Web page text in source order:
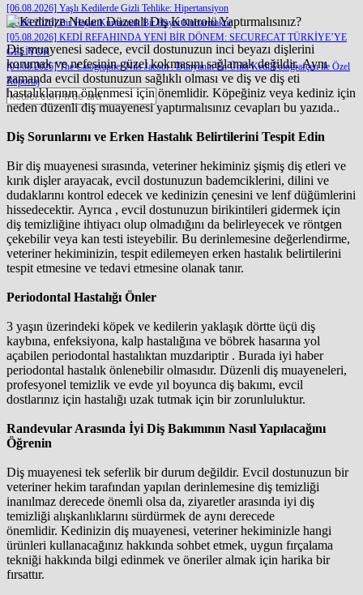
[06.08.2026] Yaşlı Kedilerde Gizli Tehlike: Hipertansiyon
[05.08.2026] Bir Hayat Kurtarmak Bir Hayat Kurtarmaktır
[05.08.2026] KEDİ REFAHINDA YENİ BİR DÖNEM: SECURECAT TÜRKİYE’YE
GELİYOR
[04.08.2026] The Catographer Nils Jacobi : Dünyanın En Ünlü Kedi Fotoğrafçısı ile Özel
Röportaj
Diş muayenesi sadece, evcil dostunuzun inci beyazı dişlerini
korumak ve nefesinin güzel kokmasını sağlamak değildir. Aynı
zamanda evcil dostunuzun sağlıklı olması ve diş ve diş eti
hastalıklarının önlenmesi için önemlidir. Köpeğiniz veya kediniz için
neden düzenli diş muayenesi yaptırmalısınız cevapları bu yazıda..
Diş Sorunlarını ve Erken Hastalık Belirtilerini Tespit Edin
Bir diş muayenesi sırasında, veteriner hekiminiz şişmiş diş etleri ve
kırık dişler arayacak, evcil dostunuzun bademciklerini, dilini ve
dudaklarını kontrol edecek ve kedinizin çenesini ve lenf düğümlerini
hissedecektir. Ayrıca , evcil dostunuzun birikintileri gidermek için
diş temizliğine ihtiyacı olup olmadığını da belirleyecek ve röntgen
çekebilir veya kan testi isteyebilir. Bu derinlemesine değerlendirme,
veteriner hekiminizin, tespit edilemeyen erken hastalık belirtilerini
tespit etmesine ve tedavi etmesine olanak tanır.
Periodontal Hastalığı Önler
3 yaşın üzerindeki köpek ve kedilerin yaklaşık dörtte üçü diş
kaybına, enfeksiyona, kalp hastalığına ve böbrek hasarına yol
açabilen periodontal hastalıktan muzdariptir . Burada iyi haber
periodontal hastalık önlenebilir olmasıdır. Düzenli diş muayeneleri,
profesyonel temizlik ve evde yıl boyunca diş bakımı, evcil
dostlarınız için hastalığı uzak tutmak için bir zorunluluktur.
Randevular Arasında İyi Diş Bakımının Nasıl Yapılacağını
Öğrenin
Diş muayenesi tek seferlik bir durum değildir. Evcil dostunuzun bir
veteriner hekim tarafından yapılan derinlemesine diş temizliği
inanılmaz derecede önemli olsa da, ziyaretler arasında iyi diş
temizliği alışkanlıklarını sürdürmek de aynı derecede
önemlidir. Kedinizin diş muayenesi, veteriner hekiminizle hangi
ürünleri kullanacağınız hakkında sohbet etmek, uygun fırçalama
tekniği hakkında bilgi edinmek ve öneriler almak için harika bir
fırsattır.